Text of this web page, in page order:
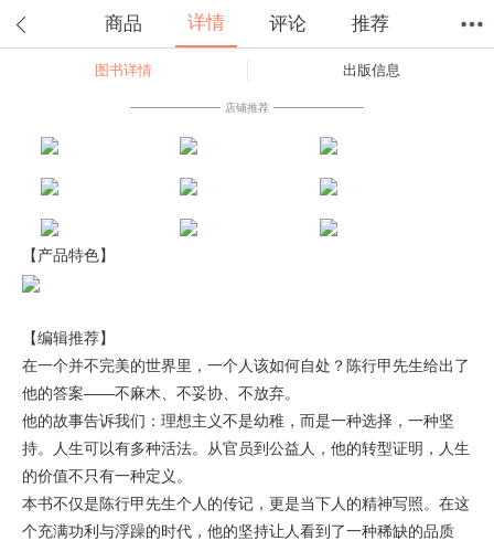
商品 详情 评论 推荐
图书详情 出版信息
店铺推荐
【产品特色】
【编辑推荐】
在一个并不完美的世界里，一个人该如何自处？陈行甲先生给出了
他的答案——不麻木、不妥协、不放弃。
他的故事告诉我们：理想主义不是幼稚，而是一种选择，一种坚
持。人生可以有多种活法。从官员到公益人，他的转型证明，人生
的价值不只有一种定义。
本书不仅是陈行甲先生个人的传记，更是当下人的精神写照。在这
个充满功利与浮躁的时代，他的坚持让人看到了一种稀缺的品质